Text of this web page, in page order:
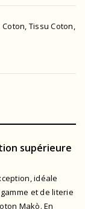
, Tissu Coton,
supérieure
idéale
et de literie
Makò. En